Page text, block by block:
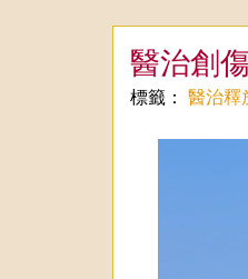
醫治創
標籤： 醫治釋